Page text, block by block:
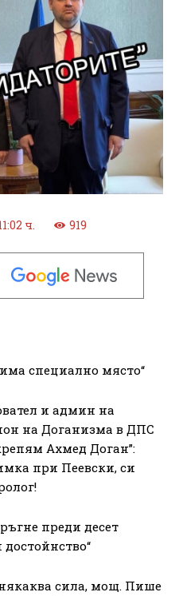
ч. 919
специално място“
и админ на
на Доганизма в ДПС
Ахмед Доган”:
при Пеевски, си
преди десет
сила, мощ. Пише